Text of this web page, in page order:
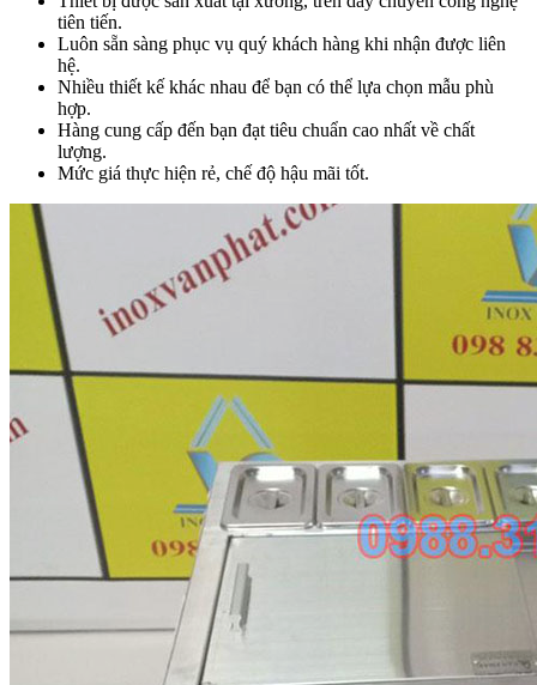
tiên tiến.
Luôn sẵn sàng phục vụ quý khách hàng khi nhận được liên
hệ.
Nhiều thiết kế khác nhau để bạn có thể lựa chọn mẫu phù
hợp.
Hàng cung cấp đến bạn đạt tiêu chuẩn cao nhất về chất
lượng.
Mức giá thực hiện rẻ, chế độ hậu mãi tốt.